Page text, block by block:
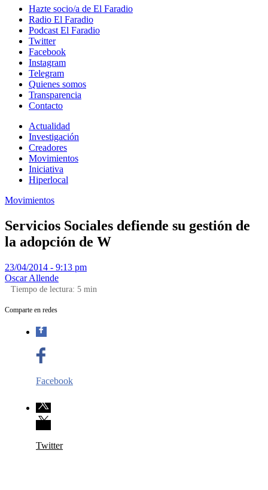
Hazte socio/a de El Faradio
Radio El Faradio
Podcast El Faradio
Twitter
Facebook
Instagram
Telegram
Quienes somos
Transparencia
Contacto
Actualidad
Investigación
Creadores
Movimientos
Iniciativa
Hiperlocal
Movimientos
Servicios Sociales defiende su gestión de
la adopción de W
23/04/2014 - 9:13 pm
Oscar Allende
Tiempo de lectura: 5 min
Comparte en redes
Facebook
Twitter